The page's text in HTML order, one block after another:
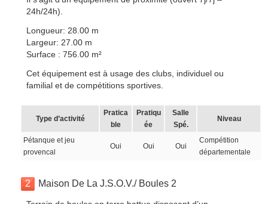
24h/24h).
Longueur: 28.00 m
Largeur: 27.00 m
Surface : 756.00 m²
Cet équipement est à usage des clubs, individuel ou
familial et de compétitions sportives.
Type d’activité
Pratica
ble
Pratiqu
ée
Salle
Spé.
Niveau
Pétanque et jeu
provencal
Oui Oui Oui
Compétition
départementale
2 Maison De La J.S.O.V./ Boules 2